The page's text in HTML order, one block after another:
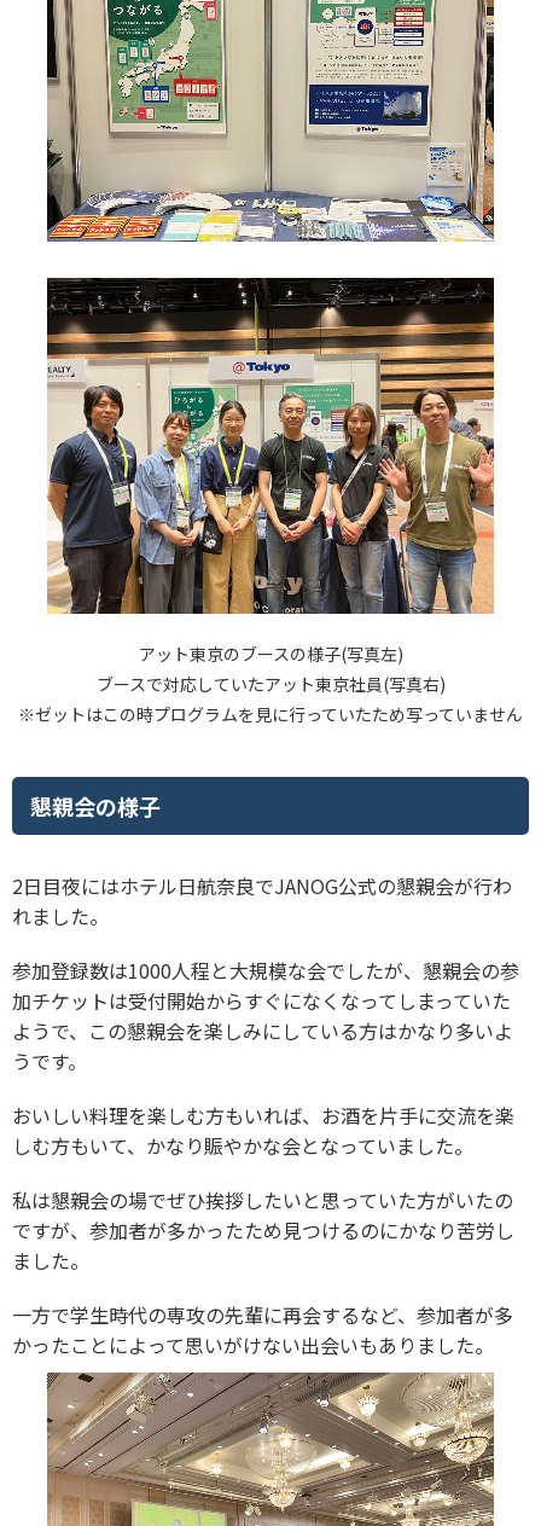
アット東京のブースの様子(写真左)
ブースで対応していたアット東京社員(写真右)
※ゼットはこの時プログラムを見に行っていたため写っていません
懇親会の様子
2日目夜にはホテル日航奈良でJANOG公式の懇親会が行わ
れました。
参加登録数は1000人程と大規模な会でしたが、懇親会の参
加チケットは受付開始からすぐになくなってしまっていた
ようで、この懇親会を楽しみにしている方はかなり多いよ
うです。
おいしい料理を楽しむ方もいれば、お酒を片手に交流を楽
しむ方もいて、かなり賑やかな会となっていました。
私は懇親会の場でぜひ挨拶したいと思っていた方がいたの
ですが、参加者が多かったため見つけるのにかなり苦労し
ました。
一方で学生時代の専攻の先輩に再会するなど、参加者が多
かったことによって思いがけない出会いもありました。